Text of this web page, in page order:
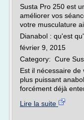
Susta Pro 250 est
améliorer vos
votre musculature
Dianabol : qu'est
février 9, 2015
Category: Cure
Est il nécessaire
plus puissant
forcément déjà
Lire la suite